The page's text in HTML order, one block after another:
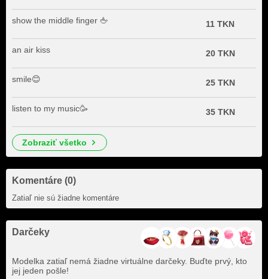
show the middle finger 🖕 11 TKN
an air kiss 20 TKN
smile😊 25 TKN
listen to my music🥳 35 TKN
zobraziť všetko
Komentáre (0)
Zatiaľ nie sú žiadne komentáre
Darčeky
Modelka zatiaľ nemá žiadne virtuálne darčeky. Buďte prvý, kto
jej jeden pošle!